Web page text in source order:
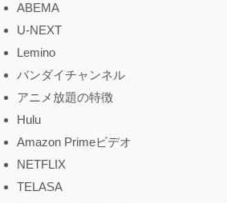
ABEMA
U-NEXT
Lemino
バンダイチャンネル
アニメ放題の特徴
Hulu
Amazon Primeビデオ
NETFLIX
TELASA